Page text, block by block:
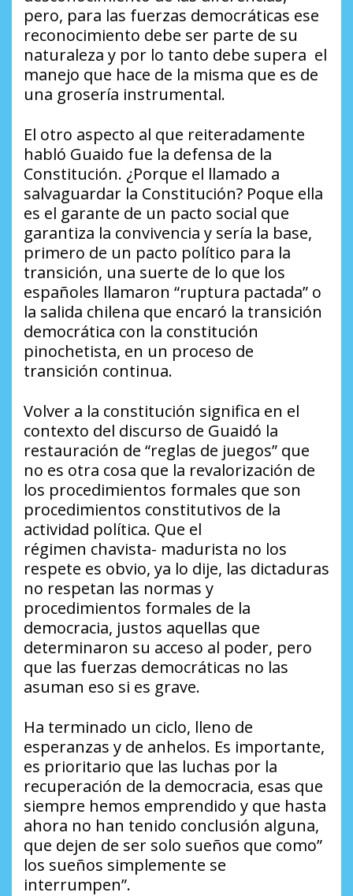
pero, para las fuerzas democráticas ese
reconocimiento debe ser parte de su
naturaleza y por lo tanto debe supera el
manejo que hace de la misma que es de
una grosería instrumental.
El otro aspecto al que reiteradamente
habló Guaido fue la defensa de la
Constitución. ¿Porque el llamado a
salvaguardar la Constitución? Poque ella
es el garante de un pacto social que
garantiza la convivencia y sería la base,
primero de un pacto político para la
transición, una suerte de lo que los
españoles llamaron “ruptura pactada” o
la salida chilena que encaró la transición
democrática con la constitución
pinochetista, en un proceso de
transición continua.
Volver a la constitución significa en el
contexto del discurso de Guaidó la
restauración de “reglas de juegos” que
no es otra cosa que la revalorización de
los procedimientos formales que son
procedimientos constitutivos de la
actividad política. Que el
régimen chavista- madurista no los
respete es obvio, ya lo dije, las dictaduras
no respetan las normas y
procedimientos formales de la
democracia, justos aquellas que
determinaron su acceso al poder, pero
que las fuerzas democráticas no las
asuman eso si es grave.
Ha terminado un ciclo, lleno de
esperanzas y de anhelos. Es importante,
es prioritario que las luchas por la
recuperación de la democracia, esas que
siempre hemos emprendido y que hasta
ahora no han tenido conclusión alguna,
que dejen de ser solo sueños que como”
los sueños simplemente se
interrumpen”.